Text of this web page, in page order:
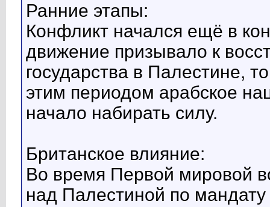
Ранние этапы:
Конфликт начался ещё в
движение призывало к
государства в Палестине,
этим периодом арабское
начало набирать силу.
Британское влияние:
Во время Первой мировой
над Палестиной по